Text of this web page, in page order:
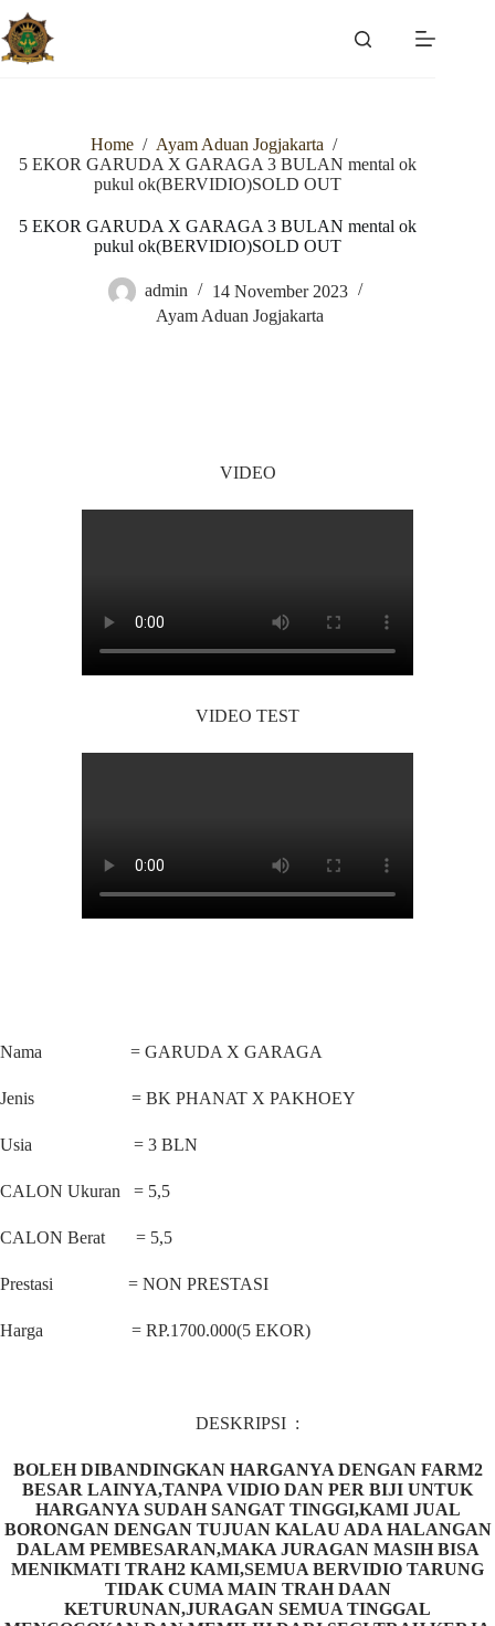
Skip
to
content
Home / Ayam Aduan Jogjakarta /
5 EKOR GARUDA X GARAGA 3 BULAN mental ok
pukul ok(BERVIDIO)SOLD OUT
5 EKOR GARUDA X GARAGA 3 BULAN mental ok
pukul ok(BERVIDIO)SOLD OUT
admin
14 November 2023
Ayam Aduan Jogjakarta
VIDEO
VIDEO TEST
Nama = GARUDA X GARAGA
Jenis = BK PHANAT X PAKHOEY
Usia = 3 BLN
CALON Ukuran = 5,5
CALON Berat = 5,5
Prestasi = NON PRESTASI
Harga = RP.1700.000(5 EKOR)
DESKRIPSI :
BOLEH DIBANDINGKAN HARGANYA DENGAN FARM2
BESAR LAINYA,TANPA VIDIO DAN PER BIJI UNTUK
HARGANYA SUDAH SANGAT TINGGI,KAMI JUAL
BORONGAN DENGAN TUJUAN KALAU ADA HALANGAN
DALAM PEMBESARAN,MAKA JURAGAN MASIH BISA
MENIKMATI TRAH2 KAMI,SEMUA BERVIDIO TARUNG
TIDAK CUMA MAIN TRAH DAAN
KETURUNAN,JURAGAN SEMUA TINGGAL